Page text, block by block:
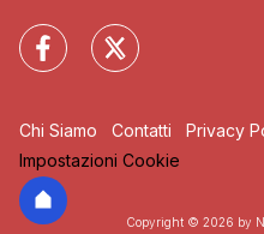
Chi Siamo Contatti Privacy
Impostazioni Cookie
Copyright © 2026 by